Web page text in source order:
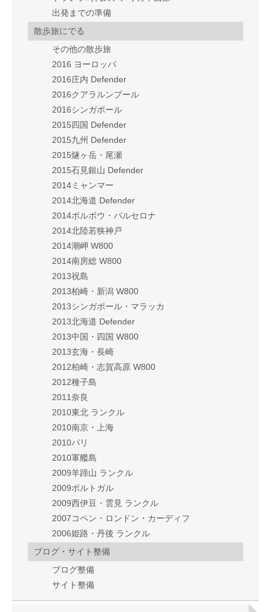
出発までの準備
散歩旅にでる
その他の散歩旅
2016 ヨーロッパ
2016庄内 Defender
2016クアラルンプール
2016シンガポール
2015四国 Defender
2015九州 Defender
2015燧ヶ岳・尾瀬
2015石見銀山 Defender
2014ミャンマー
2014北海道 Defender
2014ポルボウ・バルセロナ
2014北陸若狭神戸
2014潮岬 W800
2014南房総 W800
2013祝島
2013柏崎・新潟 W800
2013シンガポール・マラッカ
2013北海道 Defender
2013中国・四国 W800
2013玄海・長崎
2012柏崎・志賀高原 W800
2012種子島
2011奈良
2010東北 ランクル
2010南京・上海
2010パリ
2010軍艦島
2009羊蹄山 ランクル
2009ポルトガル
2009西伊豆・雲見 ランクル
2007コペン・ロンドン・カーディフ
2006姫路・丹後 ランクル
ブログ・サイト整備
ブログ整備
サイト整備